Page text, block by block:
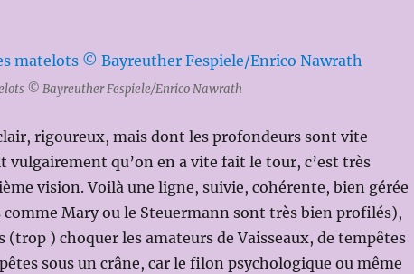
© Bayreuther Fespiele/Enrico Nawrath
rigoureux, mais dont les profondeurs sont vite
vulgairement qu’on en a vite fait le tour, c’est très
vision. Voilà une ligne, suivie, cohérente, bien gérée
comme Mary ou le Steuermann sont très bien profilés),
(trop ) choquer les amateurs de Vaisseaux, de tempêtes
sous un crâne, car le filon psychologique ou même